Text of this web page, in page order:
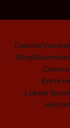
Colofon
ShopSteam
Comics
Korte
Lokaal